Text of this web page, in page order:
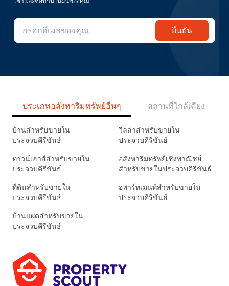
ยืนยัน
ประเภทอสังหาริมทรัพย์อื่นๆ สถานที่ใกล้เคียง
บ้านสำหรับขายใน
ประจวบคีรีขันธ์
วิลล่าสำหรับขายใน
ประจวบคีรีขันธ์
ทาวน์เฮาส์สำหรับขายใน
ประจวบคีรีขันธ์
อสังหาริมทรัพย์เชิงพาณิชย์
สำหรับขายในประจวบคีรีขันธ์
ที่ดินสำหรับขายใน
ประจวบคีรีขันธ์
อพาร์ทเมนท์สำหรับขายใน
ประจวบคีรีขันธ์
บ้านแฝดสำหรับขายใน
ประจวบคีรีขันธ์